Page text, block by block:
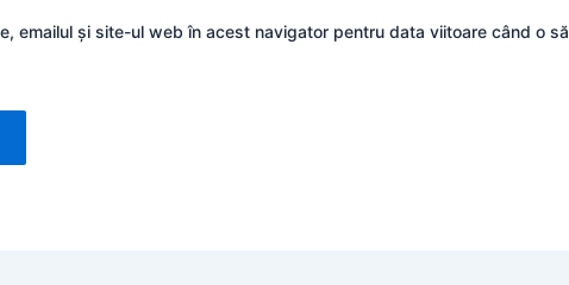
emailul și site-ul web în acest navigator pentru data viitoare când o să